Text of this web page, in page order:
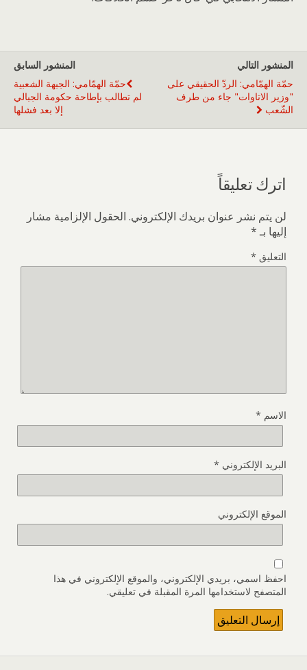
المنشور السابق
حمّة الهمّامي: الجبهة الشعبية
لم تطالب بإطاحة حكومة الجبالي
إلا بعد فشلها
المنشور التالي
حمّة الهمّامي: الردّ الحقيقي على
"وزير الاتاوات" جاء من طرف
الشّعب
اترك تعليقاً
لن يتم نشر عنوان بريدك الإلكتروني. الحقول الإلزامية مشار
إليها بـ*
التعليق *
الاسم *
البريد الإلكتروني *
الموقع الإلكتروني
احفظ اسمي، بريدي الإلكتروني، والموقع الإلكتروني في هذا
المتصفح لاستخدامها المرة المقبلة في تعليقي.